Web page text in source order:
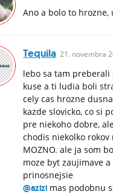
Ano a bolo to
Tequila 21. novembra
lebo sa tam
kuse a ti ludia boli
cely cas hrozne
kazde slovicko, co si
pre niekoho dobre,
chodis niekolko
MOZNO. ale ja som
moze byt zaujimave
prinosnejsie
@azizi mas podobnu